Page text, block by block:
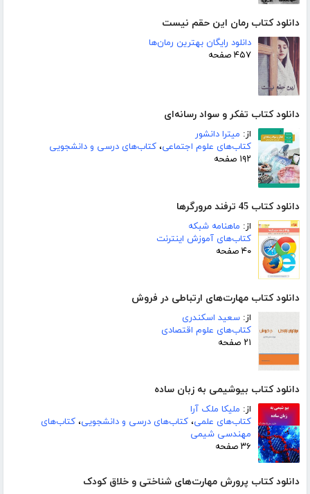
دانلود کتاب رمان این حقم نیست
دانلود رایگان بهترین رمان‌ها
۴۵۷ صفحه
دانلود کتاب تفکر و سواد رسانه‌ای
از: میترا دانشور
کتاب‌های علوم اجتماعی، کتاب‌های درسی و دانشجویی
۱۹۲ صفحه
دانلود کتاب 45 ترفند مرورگرها
از: ماهنامه شبکه
کتاب‌های آموزش اینترنت
۴۰ صفحه
دانلود کتاب مهارت‌های ارتباطی در فروش
از: سعید اسکندری
کتاب‌های علوم اقتصادی
۲۱ صفحه
دانلود کتاب بیوشیمی به زبان ساده
از: ملیکا ملک آرا
کتاب‌های علمی، کتاب‌های درسی و دانشجویی، کتاب‌های
مهندسی شیمی
۳۶ صفحه
دانلود کتاب پرورش مهارت‌های شناختی و خلاق کودک